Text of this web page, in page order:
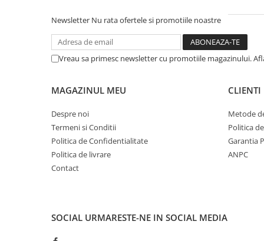
Newsletter Nu rata ofertele si promotiile noastre
Vreau sa primesc newsletter cu promotiile magazinului.
MAGAZINUL MEU
Despre noi
Termeni si Conditii
Politica de Confidentialitate
Politica de livrare
Contact
CLIENTI
Metode
Politica
Garantia
ANPC
SOCIAL URMARESTE-NE IN SOCIAL MEDIA